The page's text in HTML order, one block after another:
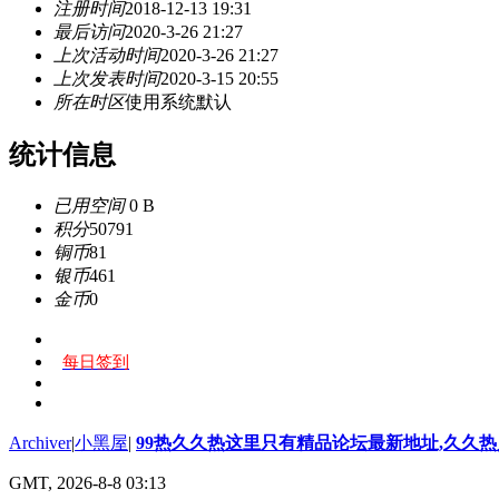
注册时间2018-12-13 19:31
最后访问2020-3-26 21:27
上次活动时间2020-3-26 21:27
上次发表时间2020-3-15 20:55
所在时区使用系统默认
统计信息
已用空间0 B
积分50791
铜币81
银币461
金币0
每日签到
Archiver|小黑屋| 99热久久热这里只有精品论坛最新地址,久久
GMT, 2026-8-8 03:13